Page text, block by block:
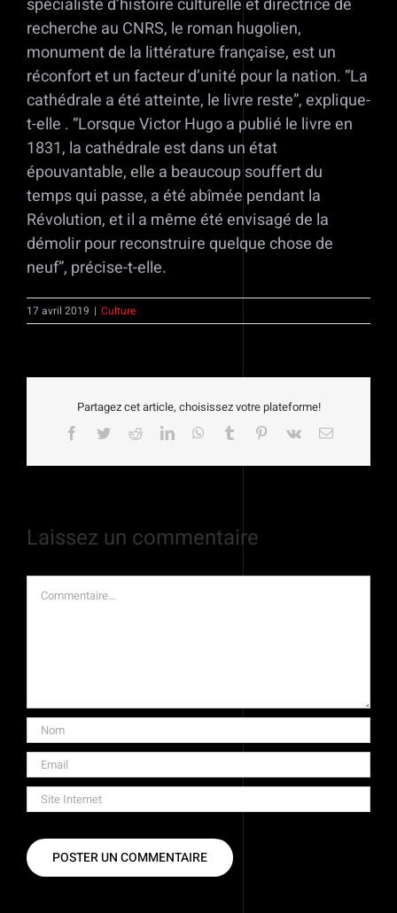
spécialiste d’histoire culturelle et directrice de
recherche au CNRS, le roman hugolien,
monument de la littérature française, est un
réconfort et un facteur d’unité pour la nation. “La
cathédrale a été atteinte, le livre reste”, explique-
t-elle . “Lorsque Victor Hugo a publié le livre en
1831, la cathédrale est dans un état
épouvantable, elle a beaucoup souffert du
temps qui passe, a été abîmée pendant la
Révolution, et il a même été envisagé de la
démolir pour reconstruire quelque chose de
neuf”, précise-t-elle.
17 avril 2019 | Culture
Partagez cet article, choisissez votre plateforme!
Facebook
TwitterRedditLinkedInWhatsApp
Tumblr Pinterest
Vk Email
Laissez un commentaire
Commentaire